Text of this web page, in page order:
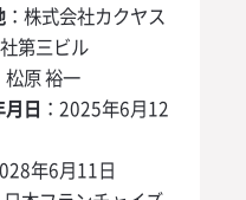
：株式会社カクヤス
第三ビル
松原 裕一
日 ：2025年6月12
年6月11日